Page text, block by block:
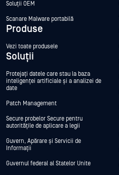
Soluții OEM
Scanare Malware portabilă
Produse
Vezi toate produsele
Soluții
Protejați datele care stau la baza
inteligenței artificiale și a analizei de
date
Patch Management
Secure probelor Secure pentru
autoritățile de aplicare a legii
Guvern, Apărare și Servicii de
Informații
Guvernul federal al Statelor Unite